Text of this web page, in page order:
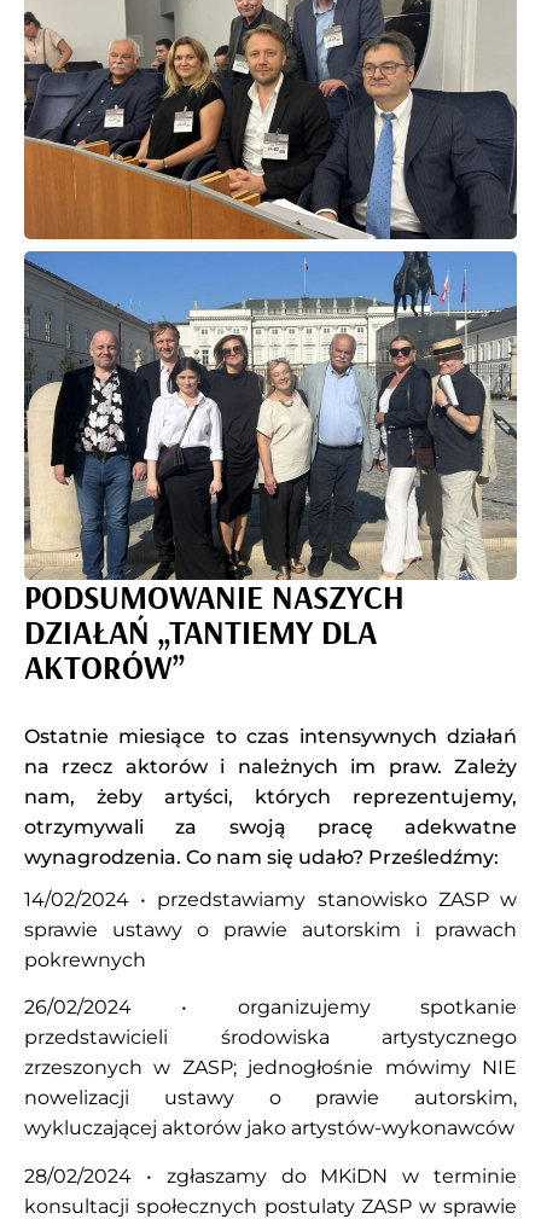
PODSUMOWANIE NASZYCH
DZIAŁAŃ „TANTIEMY DLA
AKTORÓW”
Ostatnie miesiące to czas intensywnych działań
na rzecz aktorów i należnych im praw. Zależy
nam, żeby artyści, których reprezentujemy,
otrzymywali za swoją pracę adekwatne
wynagrodzenia. Co nam się udało? Prześledźmy:
14/02/2024 • przedstawiamy stanowisko ZASP w
sprawie ustawy o prawie autorskim i prawach
pokrewnych
26/02/2024 • organizujemy spotkanie
przedstawicieli środowiska artystycznego
zrzeszonych w ZASP; jednogłośnie mówimy NIE
nowelizacji ustawy o prawie autorskim,
wykluczającej aktorów jako artystów-wykonawców
28/02/2024 • zgłaszamy do MKiDN w terminie
konsultacji społecznych postulaty ZASP w sprawie